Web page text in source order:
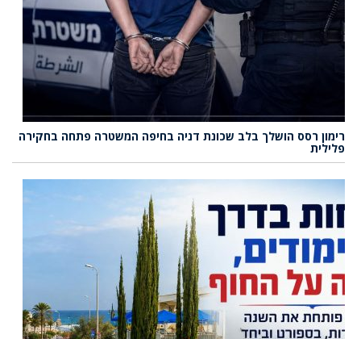
רימון רסס הושלך בלב שכונת דניה בחיפה המשטרה פתחה בחקירה
פלילית